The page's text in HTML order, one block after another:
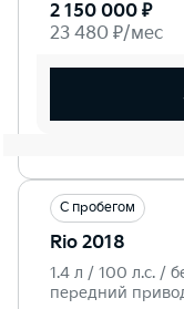
2 150 000 ₽
23 480 ₽/мес
С пробегом
Rio 2018
1.4 л / 100 л.c. /
передний